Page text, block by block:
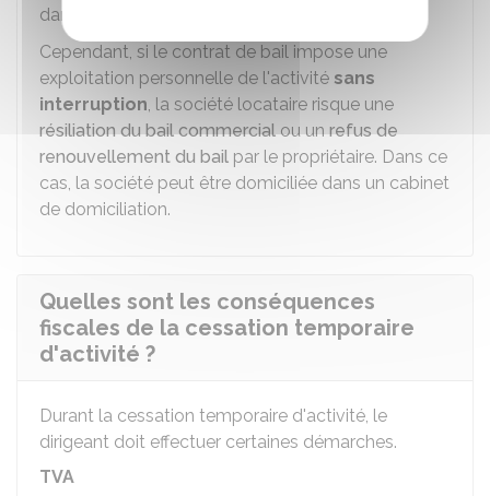
dans lequel elle exerce son activité.
Cependant, si le contrat de bail impose une
exploitation personnelle de l'activité sans
interruption, la société locataire risque une
résiliation du bail commercialou unrefus de
renouvellement du bail par le propriétaire. Dans ce
cas, la société peut être domiciliée dans un cabinet
de domiciliation.
Quelles sont les conséquences
fiscales de la cessation temporaire
d'activité ?
Durant la cessation temporaire d'activité, le
dirigeant doit effectuer certaines démarches.
TVA